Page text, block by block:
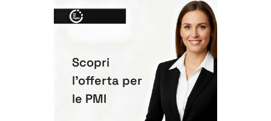
Scopri
l'offerta per
le PMI